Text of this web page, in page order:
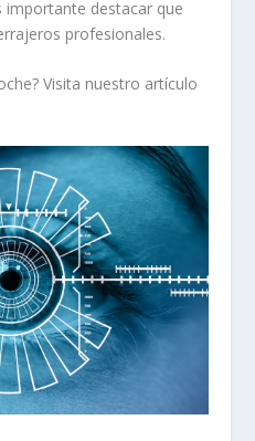
importante destacar que
profesionales.
Visita nuestro artículo